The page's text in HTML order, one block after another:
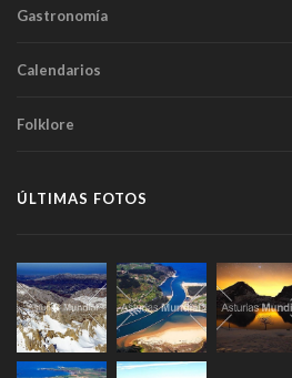
Gastronomía
Calendarios
Folklore
ÚLTIMAS FOTOS